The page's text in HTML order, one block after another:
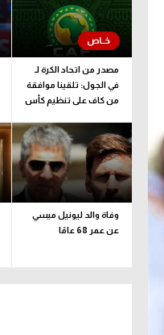
مصدر من اتحاد الكرة لـ
في الجول: تلقينا موافقة
من كاف على تنظيم كأس
وفاة والد ليونيل ميسي
عن عمر 68 عامًا